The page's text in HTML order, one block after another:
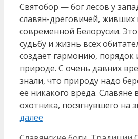
Святобор — бог лесов у
славян-дреговичей, живших
современной Белорусии.
судьбу и жизнь всех
создаёт гармонию, порядок
природе. С очень давних
знали, что природу надо
её никакого вреда. Славяне
охотника, посягнувшего на
далее